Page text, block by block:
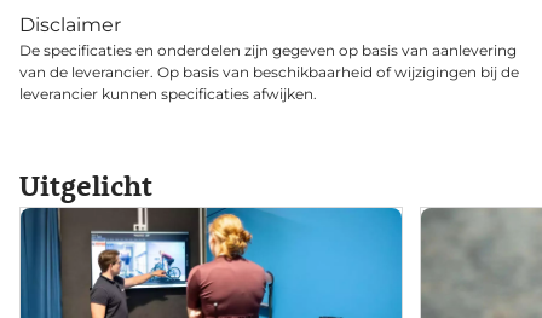
Disclaimer
De specificaties en onderdelen zijn gegeven op basis van aanlevering
van de leverancier. Op basis van beschikbaarheid of wijzigingen bij de
leverancier kunnen specificaties afwijken.
Uitgelicht